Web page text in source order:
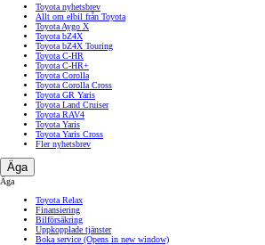
Toyota nyhetsbrev
Allt om elbil från Toyota
Toyota Aygo X
Toyota bZ4X
Toyota bZ4X Touring
Toyota C-HR
Toyota C-HR+
Toyota Corolla
Toyota Corolla Cross
Toyota GR Yaris
Toyota Land Cruiser
Toyota RAV4
Toyota Yaris
Toyota Yaris Cross
Fler nyhetsbrev
Äga
Äga
Toyota Relax
Finansiering
Bilförsäkring
Uppkopplade tjänster
Boka service (Opens in new window)